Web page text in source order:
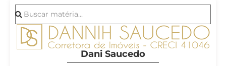
Dani Saucedo